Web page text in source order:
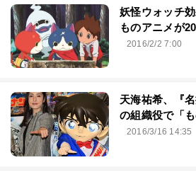
妖怪ウォッチ
ものアニメが
2016/2/2 7:00
天海祐希、『
の組織役で「
2016/3/16 14:35